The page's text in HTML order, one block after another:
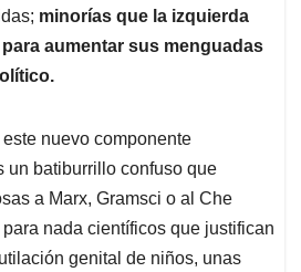
minorías que la izquierda
aumentar sus menguadas
nuevo componente
un batiburrillo confuso que
a Marx, Gramsci o al Che
nada científicos que justifican
genital de niños, unas